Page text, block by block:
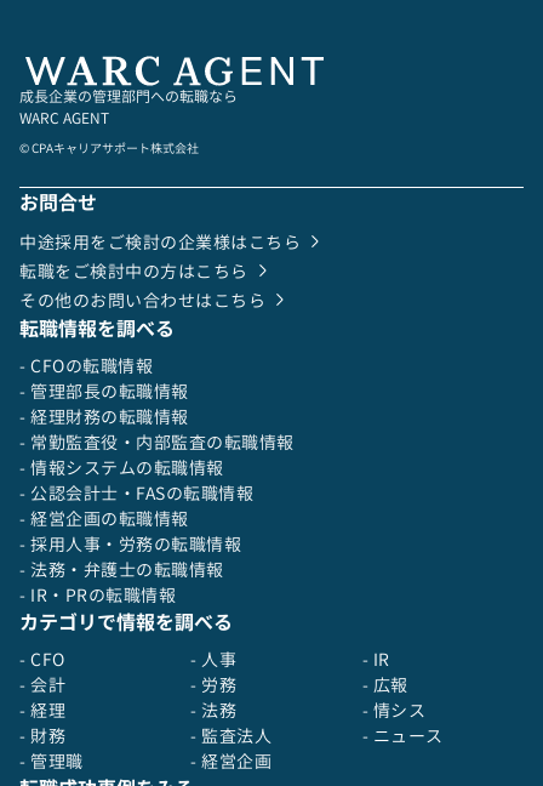
成長企業の管理部門への転職なら
WARC AGENT
© CPAキャリアサポート株式会社
お問合せ
中途採用をご検討の企業様はこちら
転職をご検討中の方はこちら
その他のお問い合わせはこちら
転職情報を調べる
- CFOの転職情報
- 管理部長の転職情報
- 経理財務の転職情報
- 常勤監査役・内部監査の転職情報
- 情報システムの転職情報
- 公認会計士・FASの転職情報
- 経営企画の転職情報
- 採用人事・労務の転職情報
- 法務・弁護士の転職情報
- IR・PRの転職情報
カテゴリで情報を調べる
- CFO
- 会計
- 経理
- 財務
- 管理職
- 人事
- 労務
- 法務
- 監査法人
- 経営企画
- IR
- 広報
- 情シス
- ニュース